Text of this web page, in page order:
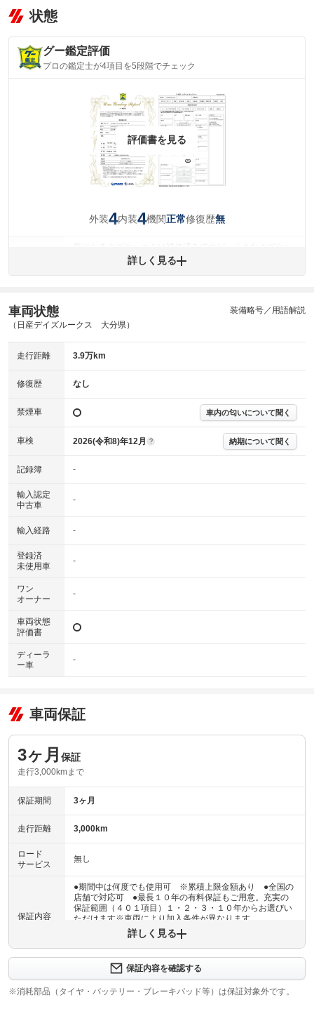
状態
グー鑑定評価
プロの鑑定士が4項目を5段階でチェック
評価書を見る
外装4内装4機関正常修復歴無
コミが残っています。
(内装状態)
機関 主要機関に不具合はありません。
修復歴 詳細は鑑定書をご確認ください。
※グー鑑定は保証サービスではございません。購入時は必ず現車をご確認
※実際にお渡しするコンディションチェックシートにつきましては、形式
※グー鑑定の評価はあくまでも記載している鑑定日の鑑定結果となりま
す。車両情報等の詳細は各販売店へお問い合わせ下さい。
詳しく見る
車両状態
（日産デイズルークス 大分県）
装備略号／用語解説
走行距離 3.9万km
修復歴 なし
禁煙車 車内の匂いについて聞く
車検 2026(令和8)年12月 ? 納期について聞く
記録簿 -
輸入認定
中古車
-
輸入経路 -
登録済
未使用車
-
ワン
オーナー
-
車両状態
評価書
ディーラ
ー車
-
車両保証
3ヶ月 保証
走行3,000kmまで
保証期間 3ヶ月
走行距離 3,000km
ロード
サービス
無し
保証内容
●期間中は何度でも使用可 ※累積上限金額あり ●全国の
店舗で対応可 ●最長１０年の有料保証もご用意。充実の
保証範囲（４０１項目）１・２・３・１０年からお選びい
ただけます※車両により加入条件が異なります
保証項目
３ヶ月・３０００ｋｍ以内ならエンジン、トランスミッシ
ョン、ハイブリッド、ステアリング、ブレーキの各機構に
おける主要項目を無償修理（または交換）いたします。
詳しく見る
保証内容を確認する
※消耗部品（タイヤ・バッテリー・ブレーキパッド等）は保証対象外です。